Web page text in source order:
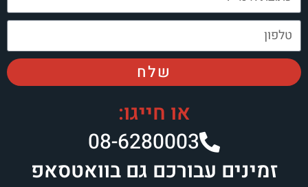
שלח
או חייגו:
08-6280003​
זמינים עבורכם גם בוואטסאפ